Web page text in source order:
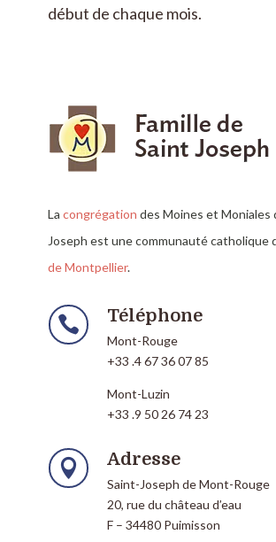
début de chaque mois.
Lacongrégation des Moines et Moniales
Joseph est une communauté catholique
de Montpellier.
 Téléphone
Mont-Rouge
+33 .4 67 36 07 85
Mont-Luzin
+33 .9 50 26 74 23
 Adresse
Saint-Joseph de Mont-Rouge
20, rue du château d’eau
F – 34480 Puimisson